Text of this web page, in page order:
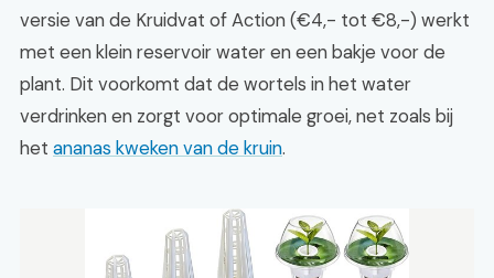
versie van de Kruidvat of Action (€4,- tot €8,-) werkt
met een klein reservoir water en een bakje voor de
plant. Dit voorkomt dat de wortels in het water
verdrinken en zorgt voor optimale groei, net zoals bij
het ananas kweken van de kruin.